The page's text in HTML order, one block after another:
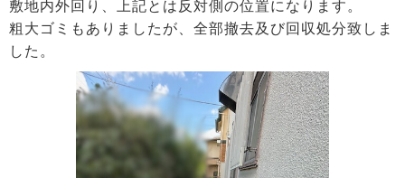
敷地内外回り、上記とは反対側の位置になります。
粗大ゴミもありましたが、全部撤去及び回収処分致しま
した。